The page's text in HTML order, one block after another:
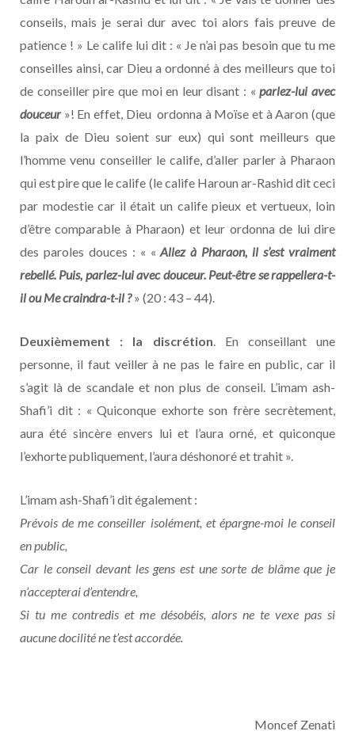
conseils, mais je serai dur avec toi alors fais preuve de
patience ! » Le calife lui dit : « Je n’ai pas besoin que tu me
conseilles ainsi, car Dieu a ordonné à des meilleurs que toi
de conseiller pire que moi en leur disant : «parlez-lui avec
douceur»! En effet, Dieu ordonna à Moïse et à Aaron (que
la paix de Dieu soient sur eux) qui sont meilleurs que
l’homme venu conseiller le calife, d’aller parler à Pharaon
qui est pire que le calife (le calife Haroun ar-Rashid dit ceci
par modestie car il était un calife pieux et vertueux, loin
d’être comparable à Pharaon) et leur ordonna de lui dire
des paroles douces : « «Allez à Pharaon, il s’est vraiment
rebellé. Puis, parlez-lui avec douceur. Peut-être se rappellera-t-
il ou Me craindra-t-il ?» (20 : 43 – 44).
Deuxièmement : la discrétion . En conseillant une
personne, il faut veiller à ne pas le faire en public, car il
s’agit là de scandale et non plus de conseil. L’imam ash-
Shafi’i dit : « Quiconque exhorte son frère secrètement,
aura été sincère envers lui et l’aura orné, et quiconque
l’exhorte publiquement, l’aura déshonoré et trahit ».
L’imam ash-Shafi’i dit également :
Prévois de me conseiller isolément, et épargne-moi le conseil
en public,
Car le conseil devant les gens est une sorte de blâme que je
n’accepterai d’entendre,
Si tu me contredis et me désobéis, alors ne te vexe pas si
aucune docilité ne t’est accordée.
Moncef Zenati